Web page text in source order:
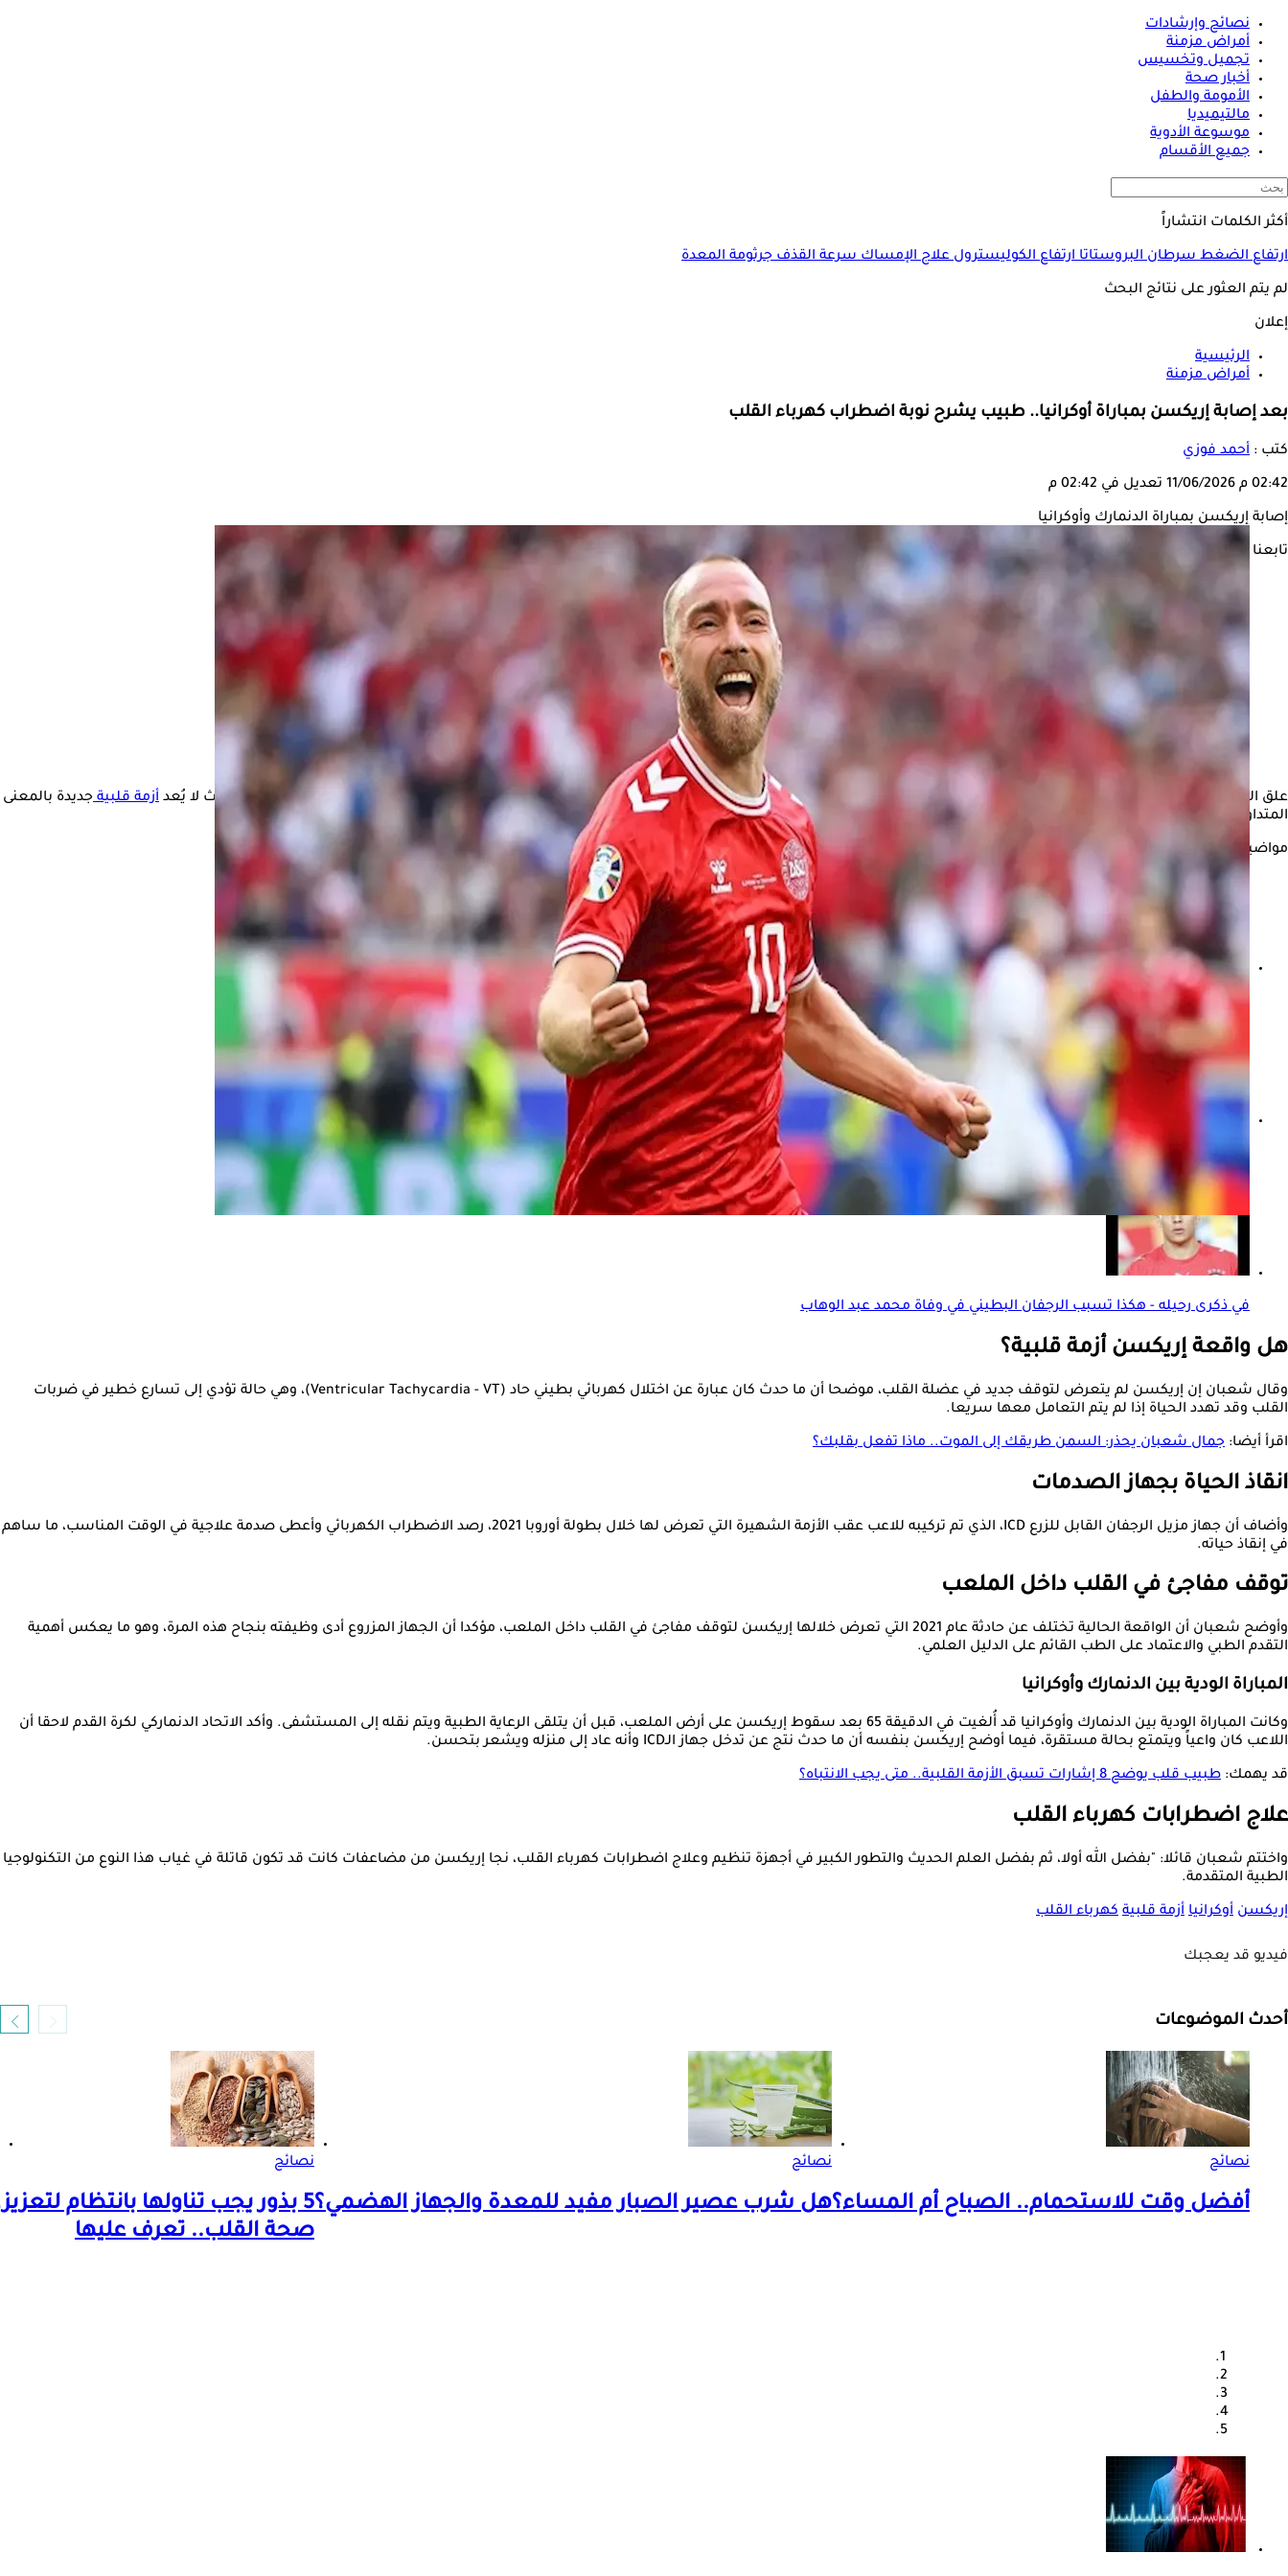
نصائح وإرشادات
أمراض مزمنة
تجميل وتخسيس
أخبار صحة
الأمومة والطفل
مالتيميديا
موسوعة الأدوية
جميع الأقسام
أكثر الكلمات انتشاراً
ارتفاع الضغطسرطان البروستاتاارتفاع الكوليسترولعلاج الإمساكسرعة القذفجرثومة المعدة
لم يتم العثور على نتائج البحث
إعلان
الرئيسية
أمراض مزمنة
بعد إصابة إريكسن بمباراة أوكرانيا.. طبيب يشرح نوبة اضطراب كهرباء القلب
كتب : أحمد فوزي
02:42 م 11/06/2026 تعديل في 02:42 م
إصابة إريكسن بمباراة الدنمارك وأوكرانيا
تابعنا على
علق الدكتور جمال شعبان، العميد الأسبق لمعهد القلب القومي، على واقعة سقوط نجم منتخب الدنمارك كريستيانإريكسنخلال المباراة الودية أمام أوكرانيا، مؤكدا أن ما حدث لا يُعد أزمة قلبيةجديدة بالمعنى
المتداول، وإنما نوبة اضطراب خطيرة في
كهرباء القلب تعامل معها الجهاز المزروع لديه كما هو مخطط له.
مواضيع ذات صلة
طبيب يوضح الفرق بين خلل الكهرباء والعصب الحائر
نصائح لـ إيقاف خفقان القلب في المنزل.. تعرف عليها
في ذكرى رحيله - هكذا تسبب الرجفان البطيني في وفاة محمد عبد الوهاب
هل واقعة إريكسن أزمة قلبية؟
وقال شعبان إن إريكسن لم يتعرض لتوقف جديد في عضلة القلب، موضحا أن ما حدث كان عبارة عن اختلال كهربائي بطيني حاد (Ventricular Tachycardia - VT)، وهي حالة تؤدي إلى تسارع خطير في ضربات
القلب وقد تهدد الحياة إذا لم يتم التعامل معها سريعا.
اقرأ أيضا: جمال شعبان يحذر: السمن طريقك إلى الموت.. ماذا تفعل بقلبك؟
انقاذ الحياة بجهاز الصدمات
وأضاف أن جهاز مزيل الرجفان القابل للزرع ICD، الذي تم تركيبه للاعب عقب الأزمة الشهيرة التي تعرض لها خلال بطولة أوروبا 2021، رصد الاضطراب الكهربائي وأعطى صدمة علاجية في الوقت المناسب، ما ساهم
في إنقاذ حياته.
توقف مفاجئ في القلب داخل الملعب
وأوضح شعبان أن الواقعة الحالية تختلف عن حادثة عام 2021 التي تعرض خلالها إريكسن لتوقف مفاجئ في القلب داخل الملعب، مؤكدا أن الجهاز المزروع أدى وظيفته بنجاح هذه المرة، وهو ما يعكس أهمية
التقدم الطبي والاعتماد على الطب القائم على الدليل العلمي.
المباراة الودية بين الدنمارك وأوكرانيا
وكانت المباراة الودية بين الدنمارك وأوكرانيا قد أُلغيت في الدقيقة 65 بعد سقوط إريكسن على أرض الملعب، قبل أن يتلقى الرعاية الطبية ويتم نقله إلى المستشفى. وأكد الاتحاد الدنماركي لكرة القدم لاحقا أن
اللاعب كان واعياً ويتمتع بحالة مستقرة، فيما أوضح إريكسن بنفسه أن ما حدث نتج عن تدخل جهاز الـICD وأنه عاد إلى منزله ويشعر بتحسن.
قد يهمك: طبيب قلب يوضح 8 إشارات تسبق الأزمة القلبية.. متى يجب الانتباه؟
علاج اضطرابات كهرباء القلب
واختتم شعبان قائلا: "بفضل الله أولا، ثم بفضل العلم الحديث والتطور الكبير في أجهزة تنظيم وعلاج اضطرابات كهرباء القلب، نجا إريكسن من مضاعفات كانت قد تكون قاتلة في غياب هذا النوع من التكنولوجيا
الطبية المتقدمة.
إريكسن أوكرانيا أزمة قلبية كهرباء القلب
فيديو قد يعجبك
أحدث الموضوعات
نصائح
أفضل وقت للاستحمام.. الصباح أم المساء؟
نصائح
هل شرب عصير الصبار مفيد للمعدة والجهاز الهضمي؟
نصائح
5 بذور يجب تناولها بانتظام لتعزيز
صحة القلب.. تعرف عليها